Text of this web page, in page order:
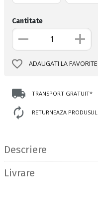
Cantitate
ADAUGATI LA FAVORITE
TRANSPORT GRATUIT*
RETURNEAZA PRODUSUL
Descriere
Livrare